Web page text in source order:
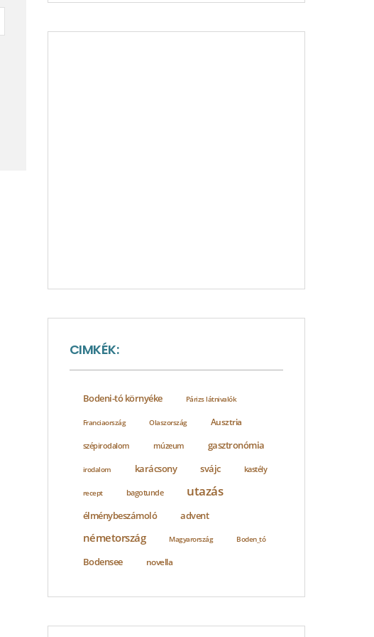
CIMKÉK:
Bodeni-tó környéke Párizs látnivalók
Franciaország Olaszország Ausztria
szépirodalom múzeum gasztronómia
irodalom karácsony svájc kastély
recept bagotunde utazás
élménybeszámoló advent
németország Magyarország Boden_tó
Bodensee novella